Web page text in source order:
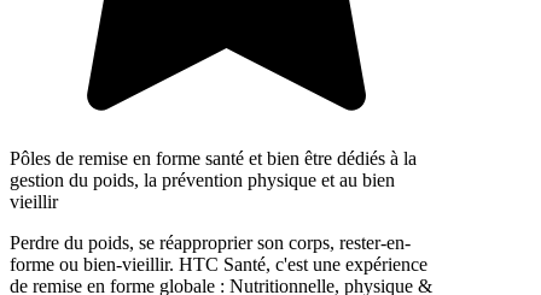
Pôles de remise en forme santé et bien être dédiés à la
gestion du poids, la prévention physique et au bien
vieillir
Perdre du poids, se réapproprier son corps, rester-en-
forme ou bien-vieillir. HTC Santé, c'est une expérience
de remise en forme globale : Nutritionnelle, physique &